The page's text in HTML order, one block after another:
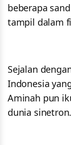
beberapa
tampil dalam
Sejalan
Indonesia
Aminah pun
dunia sinetron.